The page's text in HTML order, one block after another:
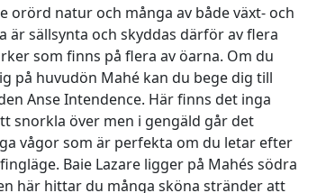
orörd natur och många av både växt- och
är sällsynta och skyddas därför av flera
som finns på flera av öarna. Om du
på huvudön Mahé kan du bege dig till
Anse Intendence. Här finns det inga
snorkla över men i gengäld går det
vågor som är perfekta om du letar efter
Baie Lazare ligger på Mahés södra
här hittar du många sköna stränder att